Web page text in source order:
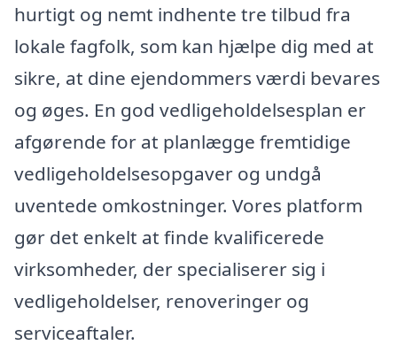
hurtigt og nemt indhente tre tilbud fra
lokale fagfolk, som kan hjælpe dig med at
sikre, at dine ejendommers værdi bevares
og øges. En god vedligeholdelsesplan er
afgørende for at planlægge fremtidige
vedligeholdelsesopgaver og undgå
uventede omkostninger. Vores platform
gør det enkelt at finde kvalificerede
virksomheder, der specialiserer sig i
vedligeholdelser, renoveringer og
serviceaftaler.